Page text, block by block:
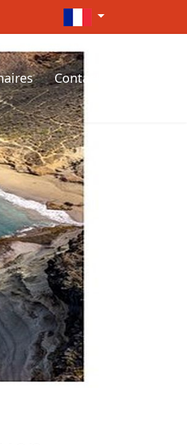
Sélectionnez votre
Contact